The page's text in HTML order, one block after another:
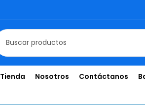
Tienda Nosotros Contáctanos